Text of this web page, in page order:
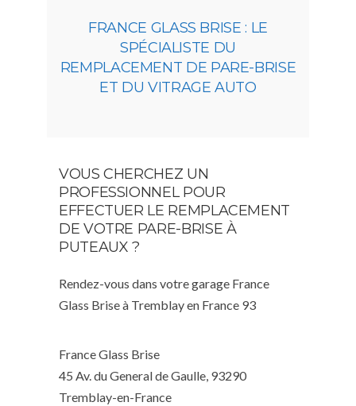
FRANCE GLASS BRISE : LE
SPÉCIALISTE DU
REMPLACEMENT DE PARE-BRISE
ET DU VITRAGE AUTO
VOUS CHERCHEZ UN
PROFESSIONNEL POUR
EFFECTUER LE REMPLACEMENT
DE VOTRE PARE-BRISE À
PUTEAUX ?
Rendez-vous dans votre garage France
Glass Brise à Tremblay en France 93
France Glass Brise
45 Av. du General de Gaulle, 93290
Tremblay-en-France